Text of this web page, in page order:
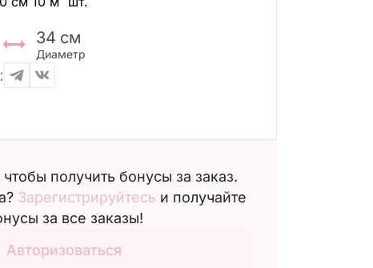
34 см
Диаметр
чтобы получить бонусы за заказ.
Зарегистрируйтесь и получайте
за все заказы!
Авторизоваться